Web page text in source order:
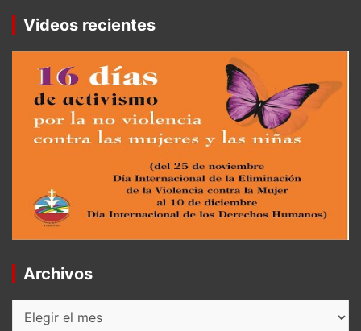
Videos recientes
Archivos
Archivos